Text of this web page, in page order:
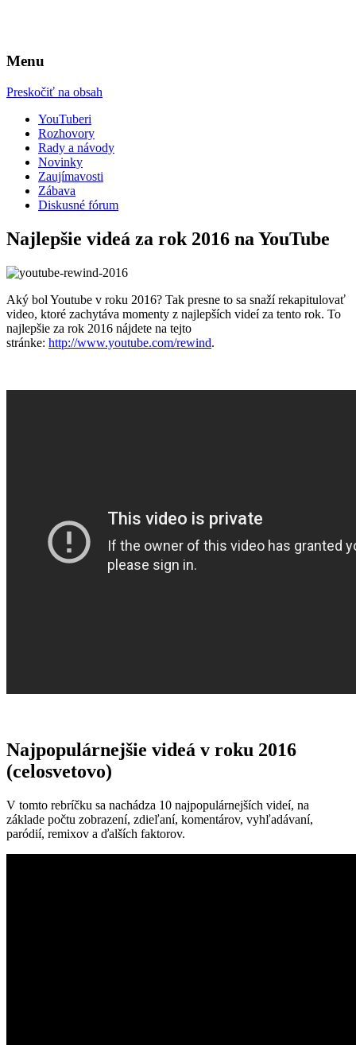
Menu
Preskočiť na obsah
YouTuberi
Rozhovory
Rady a návody
Novinky
Zaujímavosti
Zábava
Diskusné fórum
Najlepšie videá za rok 2016 na YouTube
Aký bol Youtube v roku 2016? Tak presne to sa snaží rekapitulovať
video, ktoré zachytáva momenty z najlepších videí za tento rok. To
najlepšie za rok 2016 nájdete na tejto
stránke: http://www.youtube.com/rewind.
Najpopulárnejšie videá v roku 2016
(celosvetovo)
V tomto rebríčku sa nachádza 10 najpopulárnejších videí, na
základe počtu zobrazení, zdieľaní, komentárov, vyhľadávaní,
paródií, remixov a ďalších faktorov.